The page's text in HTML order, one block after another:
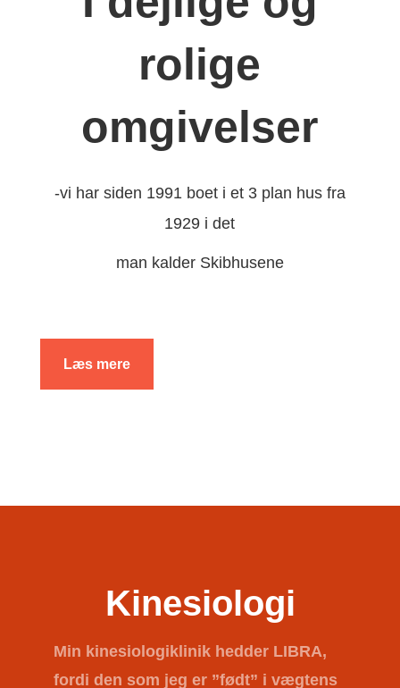
rolige
omgivelser
-vi har siden 1991 boet i et 3 plan hus fra
1929 i det
man kalder Skibhusene
Læs mere
Kinesiologi
Min kinesiologiklinik hedder LIBRA,
fordi den som jeg er ”født” i vægtens